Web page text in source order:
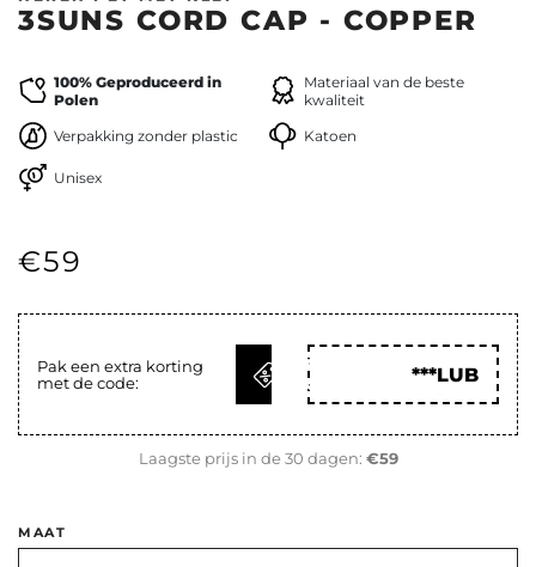
3SUNS CORD CAP - COPPER
100% Geproduceerd in
Polen
Materiaal van de beste
kwaliteit
Verpakking zonder plastic
Katoen
Unisex
€59
Pak een extra korting
met de code:
KRIJG
CODE
***LUB
Laagste prijs in de 30 dagen: €59
MAAT